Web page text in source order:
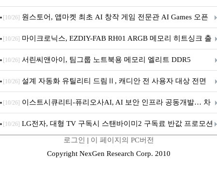
문 추가
[10/26] 원스토어, 앱마켓 최초 AI 창작 게임 전문관 AI Games 오픈
[10/26] 마이크로닉스, EZDIY-FAB RH01 ARGB 메모리 히트싱크 출
시
[10/26] 서린씨앤아이, 팀그룹 노트북용 메모리 엘리트 DDR5
5600MHz 16GB 출시
[10/26] 설계 자동화 유틸리티 드림Ⅱ, 캐디안 전 사용자 대상 전면
무상 배포
[10/26] 이스트시큐리티-퓨리오사AI, AI 보안 인프라 공동개발… 차
세대 AI 보안 플랫폼 구축
[10/26] LG전자, 대형 TV 구독시 스탠바이미2 구독료 반값 프로모션
로그인 | 이 페이지의 PC버전
Copyright NexGen Research Corp. 2010